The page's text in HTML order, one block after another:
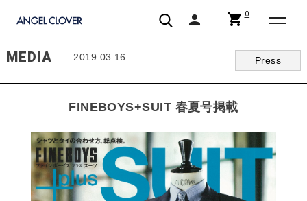
エンジェルクローバー | ANGEL CLOVER
person shopping_cart 0
MEDIA 2019.03.16 Press
FINEBOYS+SUIT 春夏号掲載